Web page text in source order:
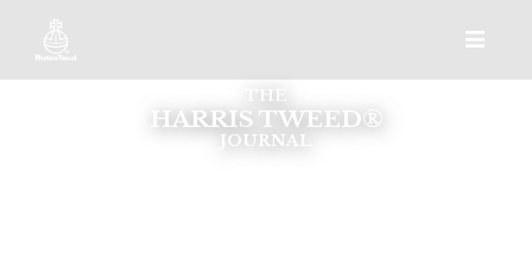
THE
HARRIS TWEED®
JOURNAL